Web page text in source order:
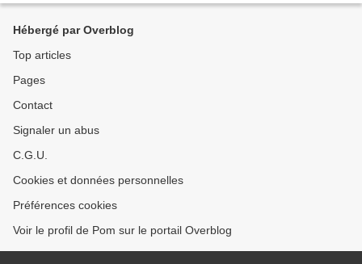
Hébergé par Overblog
Top articles
Pages
Contact
Signaler un abus
C.G.U.
Cookies et données personnelles
Préférences cookies
Voir le profil de Pom sur le portail Overblog